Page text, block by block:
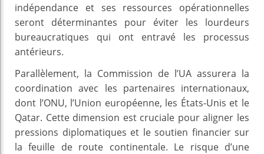
indépendance et ses ressources opérationnelles
seront déterminantes pour éviter les lourdeurs
bureaucratiques qui ont entravé les processus
antérieurs.
Parallèlement, la Commission de l’UA assurera la
coordination avec les partenaires internationaux,
dont l’ONU, l’Union européenne, les États-Unis et le
Qatar. Cette dimension est cruciale pour aligner les
pressions diplomatiques et le soutien financier sur
la feuille de route continentale. Le risque d’une